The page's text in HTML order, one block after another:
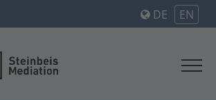
DE EN